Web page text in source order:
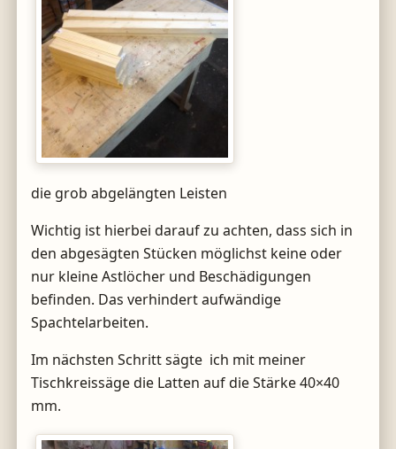
die grob abgelängten Leisten
Wichtig ist hierbei darauf zu achten, dass sich in
den abgesägten Stücken möglichst keine oder
nur kleine Astlöcher und Beschädigungen
befinden. Das verhindert aufwändige
Spachtelarbeiten.
Im nächsten Schritt sägte ich mit meiner
Tischkreissäge die Latten auf die Stärke 40×40
mm.